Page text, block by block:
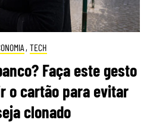
, TECH
Faça este gesto
o cartão para evitar
clonado